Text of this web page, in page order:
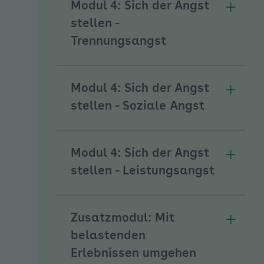
Modul 4: Sich der Angst
stellen -
Trennungsangst
Modul 4: Sich der Angst
stellen - Soziale Angst
Modul 4: Sich der Angst
stellen - Leistungsangst
Zusatzmodul: Mit
belastenden
Erlebnissen umgehen